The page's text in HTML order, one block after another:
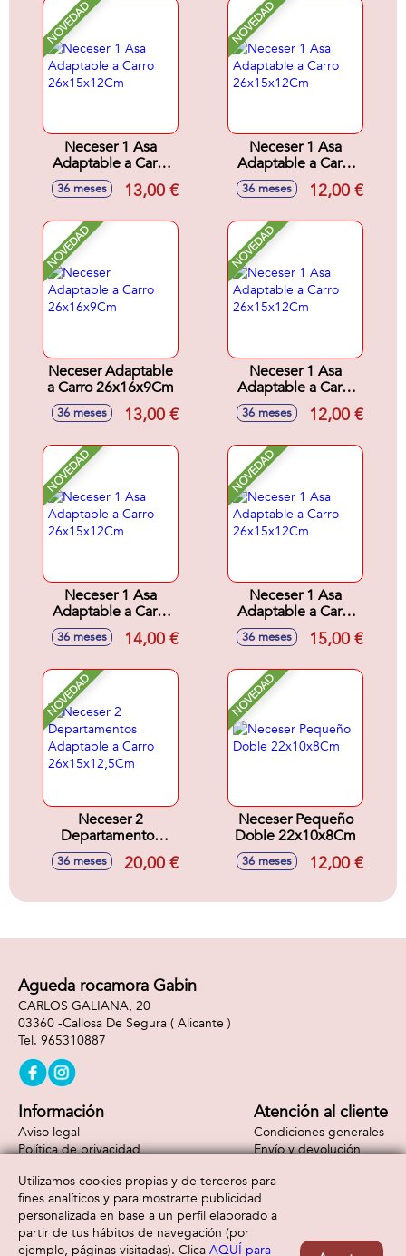
NOVEDAD
Neceser 1 Asa
Adaptable a Carro
26x15x12Cm
36 meses 13,00 €
NOVEDAD
Neceser 1 Asa
Adaptable a Carro
26x15x12Cm
36 meses 12,00 €
NOVEDAD
Neceser Adaptable
a Carro 26x16x9Cm
36 meses 13,00 €
NOVEDAD
Neceser 1 Asa
Adaptable a Carro
26x15x12Cm
36 meses 12,00 €
NOVEDAD
Neceser 1 Asa
Adaptable a Carro
26x15x12Cm
36 meses 14,00 €
NOVEDAD
Neceser 1 Asa
Adaptable a Carro
26x15x12Cm
36 meses 15,00 €
NOVEDAD
Neceser 2
Departamentos
Adaptable a Carro
26x15x12,5Cm
36 meses 20,00 €
NOVEDAD
Neceser Pequeño
Doble 22x10x8Cm
36 meses 12,00 €
Agueda rocamora Gabin
CARLOS GALIANA, 20
03360 -Callosa De Segura ( Alicante )
965310887
Información
Aviso legal
Política de privacidad
Atención al cliente
Condiciones generales
Envío y devolución
Formas de pago
Utilizamos cookies propias y de terceros para
fines analíticos y para mostrarte publicidad
personalizada en base a un perfil elaborado a
partir de tus hábitos de navegación (por
ejemplo, páginas visitadas). Clica AQUÍ para